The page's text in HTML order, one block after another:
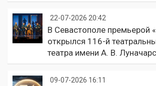
22-07-2026 20:42
В Севастополе премьерой
открылся 116-й
театра имени А. В.
09-07-2026 16:11